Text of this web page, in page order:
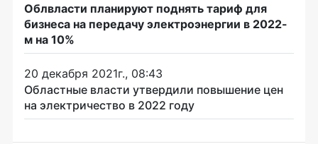
Облвласти планируют поднять тариф для
бизнеса на передачу электроэнергии в 2022-
м на 10%
20 декабря 2021г., 08:43
Областные власти утвердили повышение цен
на электричество в 2022 году